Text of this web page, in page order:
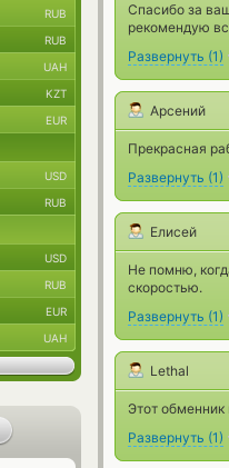
Спасибо за
рекомендую
Развернуть (1)
Арсений
Прекрасная
Развернуть (1)
Елисей
Не помню,
скоростью.
Развернуть (1)
Lethal
Этот
Развернуть (1)
RUB
RUB
UAH
KZT
EUR
USD
RUB
USD
RUB
EUR
UAH